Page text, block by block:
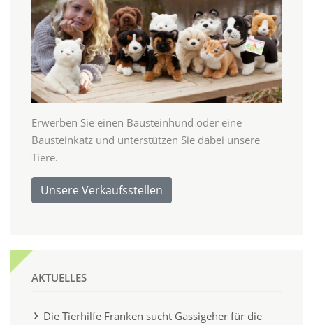
Erwerben Sie einen Bausteinhund oder eine
Bausteinkatz und unterstützen Sie dabei unsere
Tiere.
Unsere Verkaufsstellen
AKTUELLES
Die Tierhilfe Franken sucht Gassigeher für die